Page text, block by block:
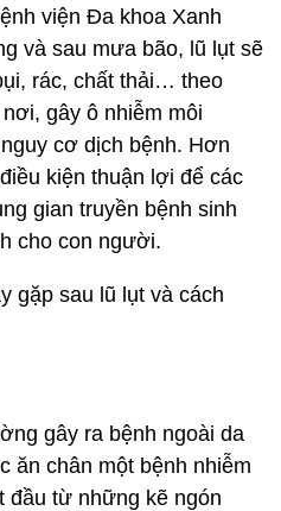
viện Đa khoa Xanh
và sau mưa bão, lũ lụt sẽ
rác, chất thải… theo
gây ô nhiễm môi
cơ dịch bệnh. Hơn
kiện thuận lợi để các
gian truyền bệnh sinh
cho con người.
gặp sau lũ lụt và cách
gây ra bệnh ngoài da
ăn chân một bệnh nhiễm
đầu từ những kẽ ngón